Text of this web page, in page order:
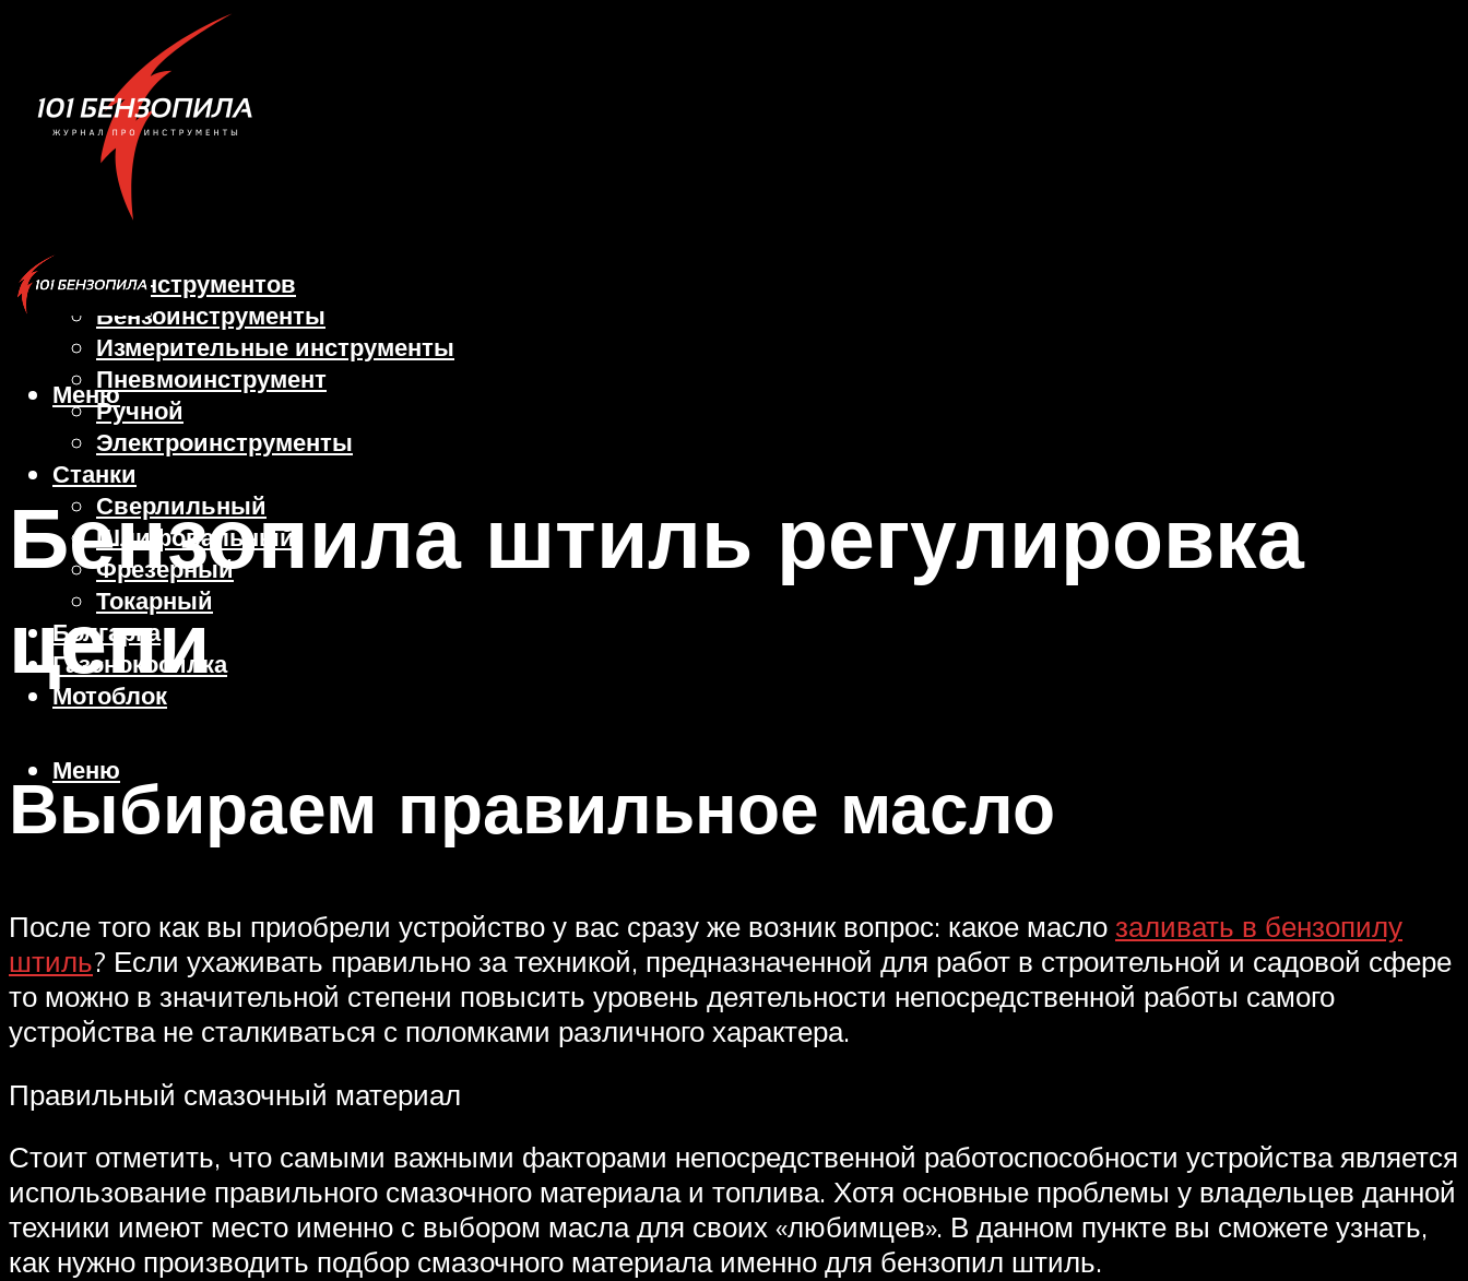
Виды инструментов
Бензоинструменты
Измерительные инструменты
Пневмоинструмент
Ручной
Электроинструменты
Станки
Сверлильный
Шлифовальный
Фрезерный
Токарный
Болгарка
Газонокосилка
Мотоблок
Меню
Меню
Бензопила штиль регулировка
цепи
Выбираем правильное масло
После того как вы приобрели устройство у вас сразу же возник вопрос: какое масло заливать в бензопилу
штиль? Если ухаживать правильно за техникой, предназначенной для работ в строительной и садовой сфере
то можно в значительной степени повысить уровень деятельности непосредственной работы самого
устройства не сталкиваться с поломками различного характера.
Правильный смазочный материал
Стоит отметить, что самыми важными факторами непосредственной работоспособности устройства является
использование правильного смазочного материала и топлива. Хотя основные проблемы у владельцев данной
техники имеют место именно с выбором масла для своих «любимцев». В данном пункте вы сможете узнать,
как нужно производить подбор смазочного материала именно для бензопил штиль.